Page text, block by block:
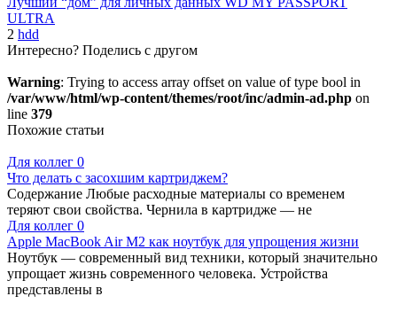
ULTRA
2 hdd
Интересно? Поделись с другом
Warning: Trying to access array offset on value of type bool in
/var/www/html/wp-content/themes/root/inc/admin-ad.php on
line 379
Похожие статьи
Для коллег 0
Что делать с засохшим картриджем?
Содержание Любые расходные материалы со временем
теряют свои свойства. Чернила в картридже — не
Для коллег 0
Apple MacBook Air M2 как ноутбук для упрощения жизни
Ноутбук — современный вид техники, который значительно
упрощает жизнь современного человека. Устройства
представлены в